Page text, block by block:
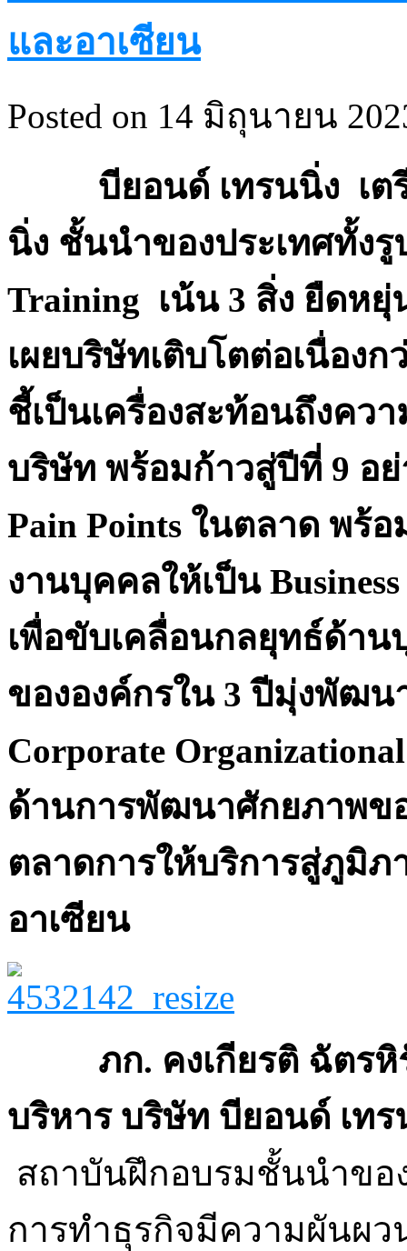
และอาเซียน
Posted on 14 มิถุนายน
บียอนด์ เทรนนิ่ง เต
นิ่ง ชั้นนำของประเทศทั้ง
Training เน้น 3 สิ่ง ยืดห
เผยบริษัทเติบโตต่อเนื่องก
ชี้เป็นเครื่องสะท้อนถึงคว
บริษัท พร้อมก้าวสู่ปีที่ 9 อ
Pain Points ในตลาด พร้
งานบุคคลให้เป็น
เพื่อขับเคลื่อนกลยุทธ์ด้า
ขององค์กรใน 3 ปีมุ่งพัฒน
Corporate
ด้านการพัฒนาศักยภาพข
ตลาดการให้บริการสู่ภูมิภ
อาเซียน
ภก. คงเกียรติ ฉัตรหิ
บริหาร บริษัท บียอนด์ เท
สถาบันฝึกอบรมชั้นนำขอ
การทำธุรกิจมีความผันผ